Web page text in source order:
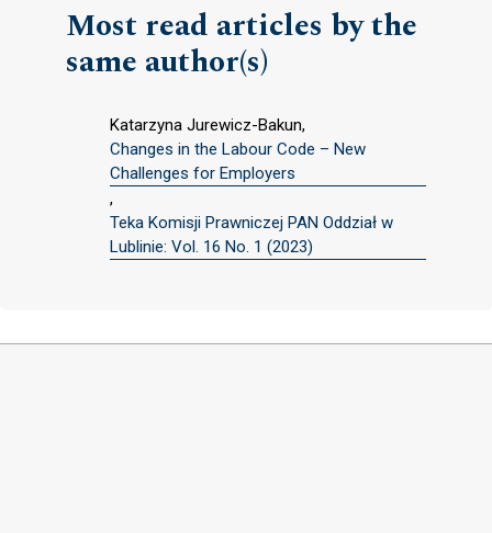
Most read articles by the
same author(s)
Katarzyna Jurewicz-Bakun,
Changes in the Labour Code – New
Challenges for Employers
,
Teka Komisji Prawniczej PAN Oddział w
Lublinie: Vol. 16 No. 1 (2023)